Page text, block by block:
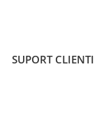
SUPORT CLIENTI